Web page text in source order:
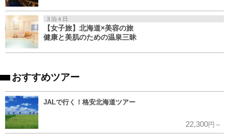
３泊４日
【女子旅】北海道×美容の旅
健康と美肌のための温泉三昧
おすすめツアー
JALで行く！格安北海道ツアー
22,300円～